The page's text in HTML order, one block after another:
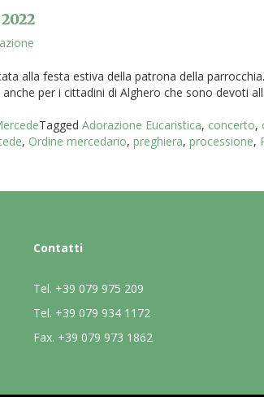
alla festa estiva della patrona della
per i cittadini di Alghero che sono devoti
Tagged Adorazione Eucaristica, concerto,
, Ordine mercedario, preghiera, processione,
Contatti
Tel. +39 079 975 209
Tel. +39 079 934 1172
Fax. +39 079 973 1862